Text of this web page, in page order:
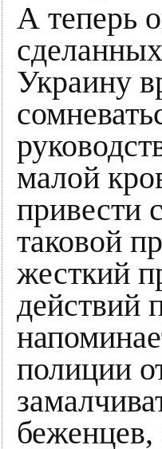
А теперь
Украину
малой
привести
таковой
жесткий
действий
полиции